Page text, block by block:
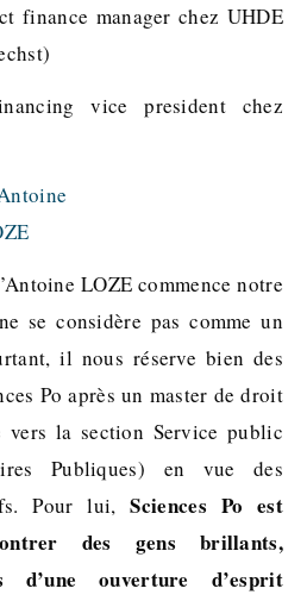
finance manager chez UHDE
vice president chez
LOZE commence notre
se considère pas comme un
il nous réserve bien des
Po après un master de droit
vers la section Service public
Publiques) en vue des
Pour lui,Sciences Po est
des gens brillants,
ouverture d’esprit